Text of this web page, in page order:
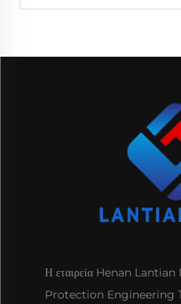
Η εταιρεία Henan
Protection Engineering